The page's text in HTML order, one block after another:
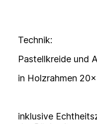
Technik:
Pastellkreide und
in Holzrahmen
inklusive